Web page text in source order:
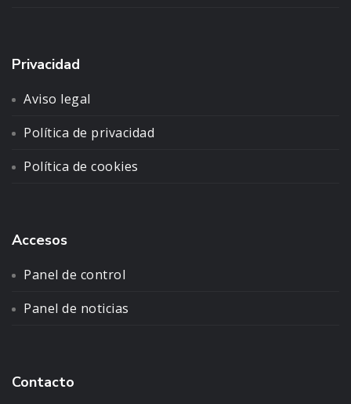
Privacidad
Aviso legal
Política de privacidad
Política de cookies
Accesos
Panel de control
Panel de noticias
Contacto